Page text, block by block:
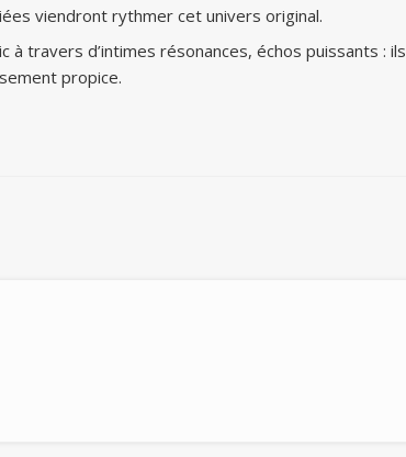
viendront rythmer cet univers original.
travers d’intimes résonances, échos puissants : ils
propice.